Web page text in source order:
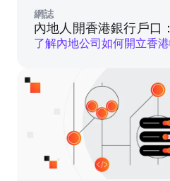
網誌
內地人開香港銀行戶口
了解內地公司如何開立香